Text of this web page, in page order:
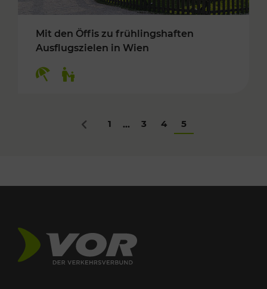
Mit den Öffis zu frühlingshaften
Ausflugszielen in Wien
Zurück
1 ... 3 4 5